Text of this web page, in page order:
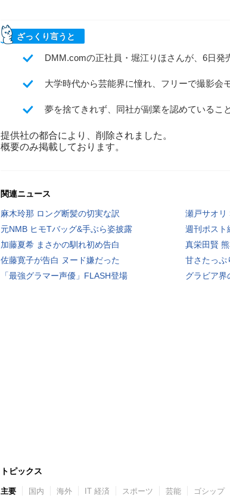
ざっくり言うと
DMM.comの正社員・堀江りほさんが、6日発
大学時代から芸能界に憧れ、フリーで撮影会
夢を捨てきれず、同社が副業を認めているこ
提供社の都合により、削除されました。
概要のみ掲載しております。
関連ニュース
麻木玲那 ロング断髪の切実な訳
瀬戸サオリ
元NMB ヒモTバッグ&手ぶら姿披露
週刊ポスト
加藤夏希 まさかの馴れ初め告白
真栄田賢
佐藤寛子が告白 ヌード嫌だった
甘さたっぷ
「最強グラマー声優」FLASH登場
グラビア界
トピックス
主要 国内 海外 IT 経済 スポーツ 芸能 ゴシップ